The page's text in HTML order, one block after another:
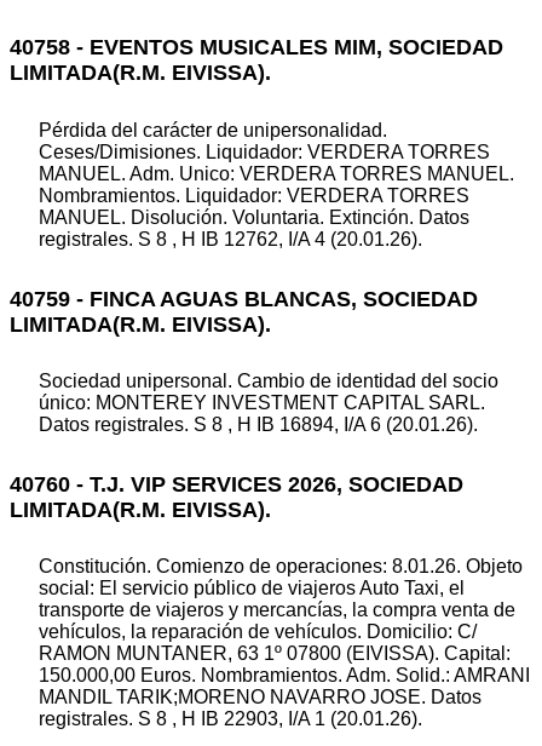
40758 - EVENTOS MUSICALES MIM, SOCIEDAD
LIMITADA(R.M. EIVISSA).
Pérdida del carácter de unipersonalidad.
Ceses/Dimisiones. Liquidador: VERDERA TORRES
MANUEL. Adm. Unico: VERDERA TORRES MANUEL.
Nombramientos. Liquidador: VERDERA TORRES
MANUEL. Disolución. Voluntaria. Extinción. Datos
registrales. S 8 , H IB 12762, I/A 4 (20.01.26).
40759 - FINCA AGUAS BLANCAS, SOCIEDAD
LIMITADA(R.M. EIVISSA).
Sociedad unipersonal. Cambio de identidad del socio
único: MONTEREY INVESTMENT CAPITAL SARL.
Datos registrales. S 8 , H IB 16894, I/A 6 (20.01.26).
40760 - T.J. VIP SERVICES 2026, SOCIEDAD
LIMITADA(R.M. EIVISSA).
Constitución. Comienzo de operaciones: 8.01.26. Objeto
social: El servicio público de viajeros Auto Taxi, el
transporte de viajeros y mercancías, la compra venta de
vehículos, la reparación de vehículos. Domicilio: C/
RAMON MUNTANER, 63 1º 07800 (EIVISSA). Capital:
150.000,00 Euros. Nombramientos. Adm. Solid.: AMRANI
MANDIL TARIK;MORENO NAVARRO JOSE. Datos
registrales. S 8 , H IB 22903, I/A 1 (20.01.26).